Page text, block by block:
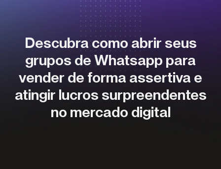
Descubra como abrir seus
grupos de Whatsapp para
vender de forma assertiva e
atingir lucros surpreendentes
no mercado digital